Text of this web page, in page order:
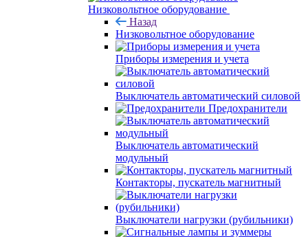
Низковольтное оборудование
Назад
Низковольтное оборудование
Приборы измерения и учета
Выключатель автоматический силовой
Предохранители
Выключатель автоматический
модульный
Контакторы, пускатель магнитный
Выключатели нагрузки (рубильники)